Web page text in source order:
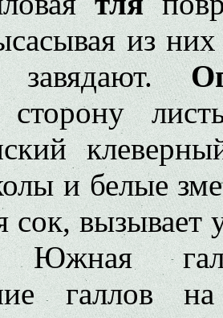
из
завядают.
и белые
сок, вызывает
Южная
галлов